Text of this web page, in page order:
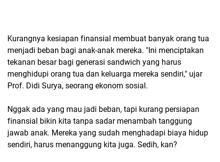
Kurangnya kesiapan finansial membuat banyak orang tua
menjadi beban bagi anak-anak mereka. "Ini menciptakan
tekanan besar bagi generasi sandwich yang harus
menghidupi orang tua dan keluarga mereka sendiri," ujar
Prof. Didi Surya, seorang ekonom sosial.
Nggak ada yang mau jadi beban, tapi kurang persiapan
finansial bikin kita tanpa sadar menambah tanggung
jawab anak. Mereka yang sudah menghadapi biaya hidup
sendiri, harus menanggung kita juga. Sedih, kan?